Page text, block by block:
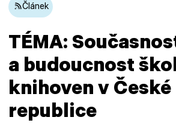
Článek
TÉMA:
a budoucnost
knihoven v České
republice